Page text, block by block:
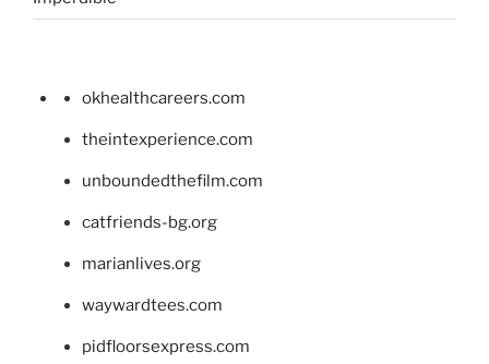
okhealthcareers.com
theintexperience.com
unboundedthefilm.com
catfriends-bg.org
marianlives.org
waywardtees.com
pidfloorsexpress.com